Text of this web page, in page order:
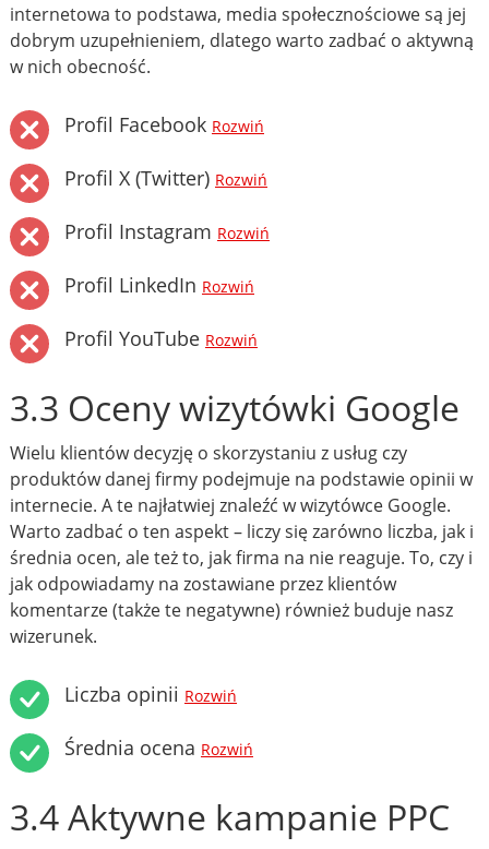
internetowa to podstawa, media społecznościowe są jej
dobrym uzupełnieniem, dlatego warto zadbać o aktywną
w nich obecność.
Profil Facebook Rozwiń
Profil X (Twitter) Rozwiń
Profil Instagram Rozwiń
Profil LinkedIn Rozwiń
Profil YouTube Rozwiń
3.3 Oceny wizytówki Google
Wielu klientów decyzję o skorzystaniu z usług czy
produktów danej firmy podejmuje na podstawie opinii w
internecie. A te najłatwiej znaleźć w wizytówce Google.
Warto zadbać o ten aspekt – liczy się zarówno liczba, jak i
średnia ocen, ale też to, jak firma na nie reaguje. To, czy i
jak odpowiadamy na zostawiane przez klientów
komentarze (także te negatywne) również buduje nasz
wizerunek.
Liczba opinii Rozwiń
Średnia ocena Rozwiń
3.4 Aktywne kampanie PPC